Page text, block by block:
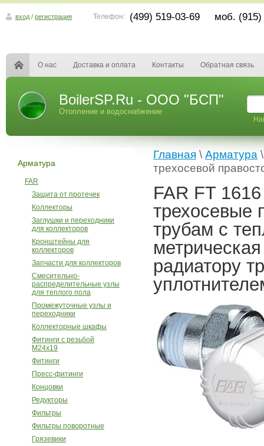
вход / регистрация Телефон: (499) 519-03-69 моб. (915)
О нас Доставка и оплата Контакты Обратная связь
BoilerSP.Ru - ООО "БСП"
Отопление и водоснабжение
Арматура
FAR
Защита от протечек
Коллекторы
Заглушки и переходники
для коллекторов
Кронштейны для
коллекторов
Запчасти для коллекторов
Смесительно-
распределительные узлы
для теплого пола
Промежуточные узлы и
переходники
Коллекторные шкафы
Фитинги с резьбой
M24х19
Фитинги
Пресс-фитинги
Концовки
Редукторы
Фильтры
Фильтры поворотные
Грязевики
Главная \ Арматура
трехосевой
FAR FT
трехосевые
трубам с
радиатору